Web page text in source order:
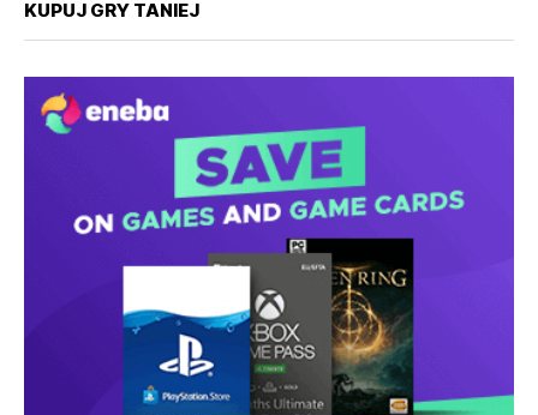
KUPUJ GRY TANIEJ